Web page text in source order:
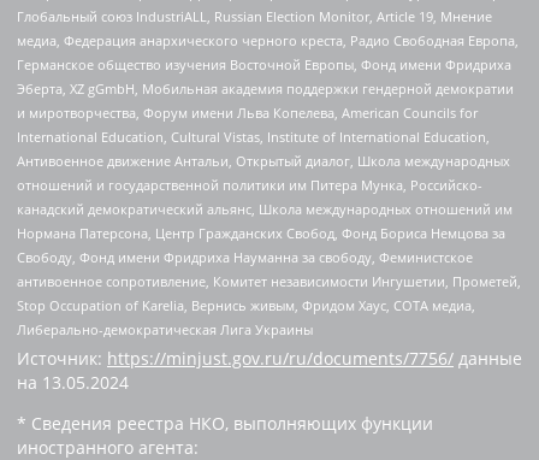
Глобальный союз IndustriALL, Russian Election Monitor, Article 19, Мнение
медиа, Федерация анархического черного креста, Радио Свободная Европа,
Германское общество изучения Восточной Европы, Фонд имени Фридриха
Эберта, XZ gGmbH, Мобильная академия поддержки гендерной демократии
и миротворчества, Форум имени Льва Копелева, American Councils for
International Education, Cultural Vistas, Institute of International Education,
Антивоенное движение Антальи, Открытый диалог, Школа международных
отношений и государственной политики им Питера Мунка, Российско-
канадский демократический альянс, Школа международных отношений им
Нормана Патерсона, Центр Гражданских Свобод, Фонд Бориса Немцова за
Свободу, Фонд имени Фридриха Науманна за свободу, Феминистское
антивоенное сопротивление, Комитет независимости Ингушетии, Прометей,
Stop Occupation of Karelia, Вернись живым, Фридом Хаус, СОТА медиа,
Либерально-демократическая Лига Украины
Источник: https://minjust.gov.ru/ru/documents/7756/ данные
на 13.05.2024
* Сведения реестра НКО, выполняющих функции
иностранного агента: